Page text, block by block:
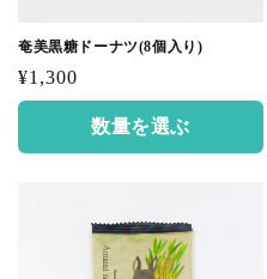
奄美黒糖ドーナツ(8個入り)
通
常
格
¥1,300
数量を選ぶ